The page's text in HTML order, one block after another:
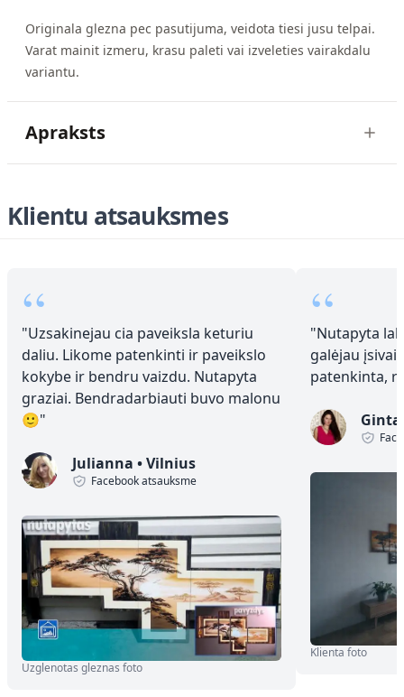
Originala glezna pec pasutijuma, veidota tiesi jusu telpai.
Varat mainit izmeru, krasu paleti vai izveleties vairakdalu
variantu.
Apraksts
Klientu atsauksmes
“
"Uzsakinejau cia paveiksla keturiu
daliu. Likome patenkinti ir paveikslo
kokybe ir bendru vaizdu. Nutapyta
graziai. Bendradarbiauti buvo malonu
🙂"
Julianna •Vilnius
Facebook atsauksme
Uzglenotas gleznas foto
“
"Nutapyta
galėjau
patenkinta,
Klienta foto